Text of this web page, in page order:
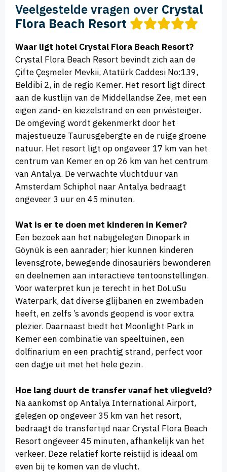
Veelgestelde vragen over Crystal
Flora Beach Resort
Waar ligt hotel Crystal Flora Beach Resort?
Crystal Flora Beach Resort bevindt zich aan de
Çifte Çeşmeler Mevkii, Atatürk Caddesi No:139,
Beldibi 2, in de regio Kemer. Het resort ligt direct
aan de kustlijn van de Middellandse Zee, met een
eigen zand- en kiezelstrand en een privésteiger.
De omgeving wordt gekenmerkt door het
majestueuze Taurusgebergte en de ruige groene
natuur. Het resort ligt op ongeveer 17 km van het
centrum van Kemer en op 26 km van het centrum
van Antalya. De verwachte vluchtduur van
Amsterdam Schiphol naar Antalya bedraagt
ongeveer 3 uur en 45 minuten.
Wat is er te doen met kinderen in Kemer?
Een bezoek aan het nabijgelegen Dinopark in
Göynük is een aanrader; hier kunnen kinderen
levensgrote, bewegende dinosauriërs bewonderen
en deelnemen aan interactieve tentoonstellingen.
Voor waterpret kun je terecht in het DoLuSu
Waterpark, dat diverse glijbanen en zwembaden
heeft, en zelfs ’s avonds geopend is voor extra
plezier. Daarnaast biedt het Moonlight Park in
Kemer een combinatie van speeltuinen, een
dolfinarium en een prachtig strand, perfect voor
een dagje uit met het hele gezin.
Hoe lang duurt de transfer vanaf het vliegveld?
Na aankomst op Antalya International Airport,
gelegen op ongeveer 35 km van het resort,
bedraagt de transfertijd naar Crystal Flora Beach
Resort ongeveer 45 minuten, afhankelijk van het
verkeer. Deze relatief korte reistijd is ideaal om
even bij te komen van de vlucht.